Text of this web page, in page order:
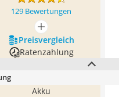
129 Bewertungen
mehr anzeigen
Preis­vergleich
Ratenzahlung
Akku